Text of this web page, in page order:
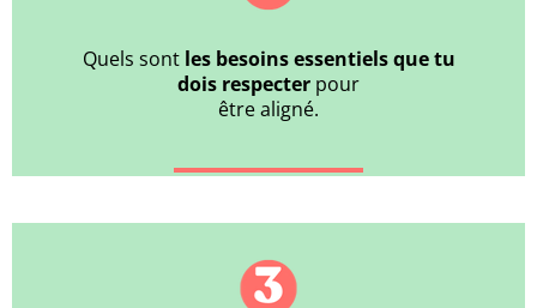
Quels sont les besoins essentiels que tu
dois respecter pour
être aligné.